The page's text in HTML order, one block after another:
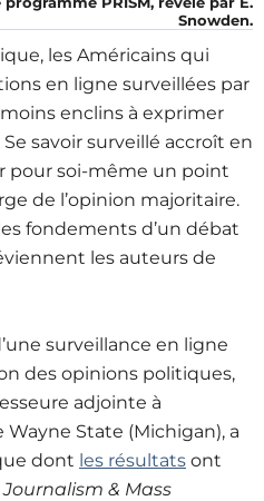
Snowden.
les Américains qui
en ligne surveillées par
enclins à exprimer
savoir surveillé accroît en
pour soi-même un point
de l’opinion majoritaire.
fondements d’un débat
les auteurs de
surveillance en ligne
des opinions politiques,
adjointe à
Wayne State (Michigan), a
dont les résultats ont
Journalism & Mass